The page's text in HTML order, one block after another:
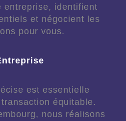
entreprise, identifient
et négocient les
pour vous.
est essentielle
équitable.
nous réalisons